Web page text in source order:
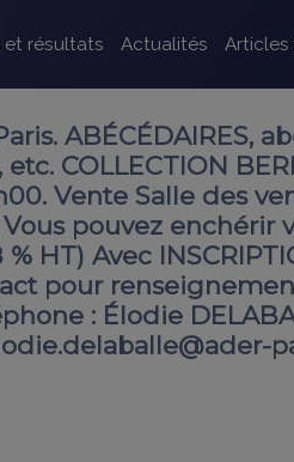
et résultats Actualités
ABÉCÉDAIRES,
COLLECTION
Vente Salle des
Vous pouvez enchérir
% HT) Avec
pour
: Élodie